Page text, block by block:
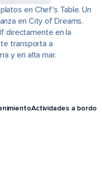
en Chef's Table. Un
en City of Dreams.
directamente en la
transporta a
y en alta mar.
Actividades a bordo